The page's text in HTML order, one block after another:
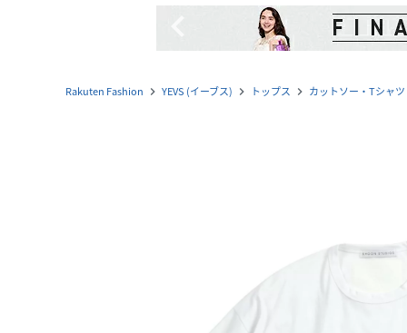
Rakuten Fashion navigate_next YEVS (イーブス) navigate_next トップス navigate_next カットソー・Tシャツ